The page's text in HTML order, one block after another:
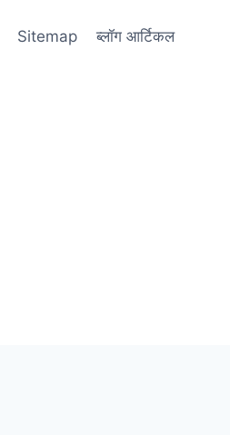
Sitemap ब्लॉग आर्टिकल